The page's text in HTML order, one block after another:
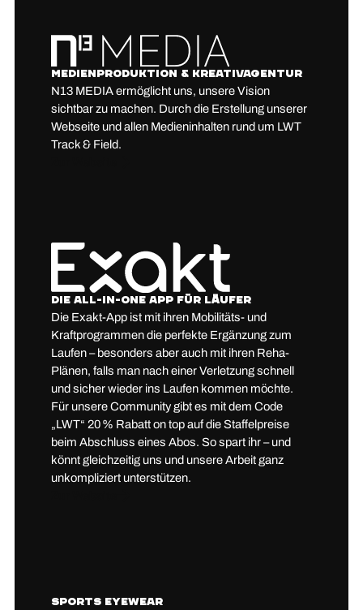
N13
GmbH
Medienproduktion & Kreativagentur
N13 MEDIA ermöglicht uns, unsere Vision
sichtbar zu machen. Durch die Erstellung unserer
Webseite und allen Medieninhalten rund um LWT
Track & Field.
Exakt
Die All-in-One App für Läufer
Die Exakt-App ist mit ihren Mobilitäts- und
Kraftprogrammen die perfekte Ergänzung zum
Laufen – besonders aber auch mit ihren Reha-
Plänen, falls man nach einer Verletzung schnell
und sicher wieder ins Laufen kommen möchte.
Für unsere Community gibt es mit dem Code
„LWT“ 20 % Rabatt on top auf die Staffelpreise
beim Abschluss eines Abos. So spart ihr – und
könnt gleichzeitig uns und unsere Arbeit ganz
unkompliziert unterstützen.
Sports
Sports Eyewear